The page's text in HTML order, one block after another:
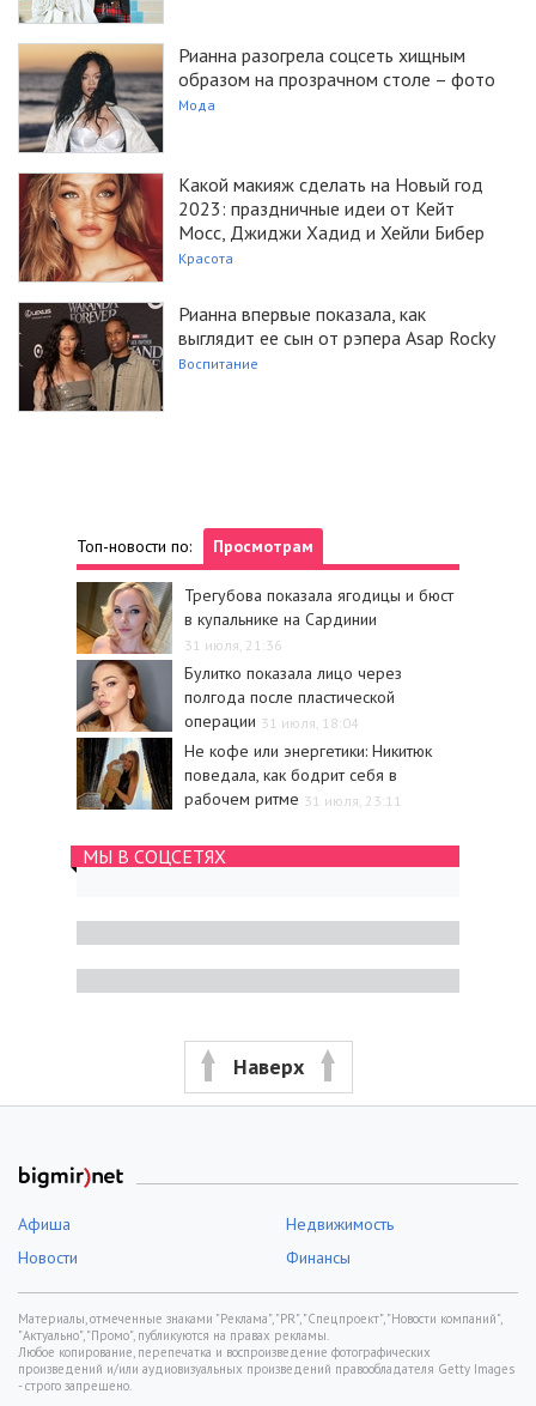
Рианна разогрела соцсеть хищным
образом на прозрачном столе – фото
Мода
Какой макияж сделать на Новый год
2023: праздничные идеи от Кейт
Мосс, Джиджи Хадид и Хейли Бибер
Красота
Рианна впервые показала, как
выглядит ее сын от рэпера Asap Rocky
Воспитание
Топ-новости по: Просмотрам
Трегубова показала ягодицы и бюст
в купальнике на Сардинии
31 июля, 21:36
Булитко показала лицо через
полгода после пластической
операции 31 июля, 18:04
Не кофе или энергетики: Никитюк
поведала, как бодрит себя в
рабочем ритме 31 июля, 23:11
МЫ В СОЦСЕТЯХ
Наверх
Афиша
Недвижимость
Новости
Финансы
Материалы, отмеченные знаками "Реклама", "PR", "Спецпроект", "Новости компаний",
"Актуально", "Промо", публикуются на правах рекламы.
Любое копирование, перепечатка и воспроизведение фотографических
произведений и/или аудиовизуальных произведений правообладателя Getty Images
- строго запрещено.